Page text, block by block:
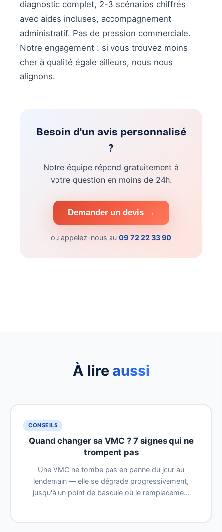
diagnostic complet, 2-3 scénarios chiffrés
avec aides incluses, accompagnement
administratif. Pas de pression commerciale.
Notre engagement : si vous trouvez moins
cher à qualité égale ailleurs, nous nous
alignons.
Besoin d'un avis personnalisé
?
Notre équipe répond gratuitement à
votre question en moins de 24h.
Demander un devis →
ou appelez-nous au 09 72 22 33 90
À lire aussi
CONSEILS
Quand changer sa VMC ? 7 signes qui ne
trompent pas
Une VMC ne tombe pas en panne du jour au
lendemain — elle se dégrade progressivement,
jusqu'à un point de bascule où le remplaceme…